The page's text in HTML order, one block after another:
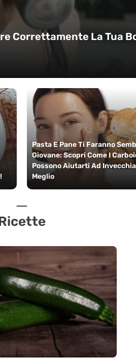
Correttamente La Tua
Pasta E Pane Ti Faranno
Giovane: Scopri Come I
Possono Aiutarti Ad
Meglio